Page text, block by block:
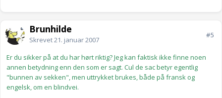
Brunhilde
Skrevet21. januar 2007
#5
Er du sikker på at du har hørt riktig? Jeg kan faktisk ikke finne noen
annen betydning enn den som er sagt. Cul de sac betyr egentlig
"bunnen av sekken", men uttrykket brukes, både på fransk og
engelsk, om en blindvei.